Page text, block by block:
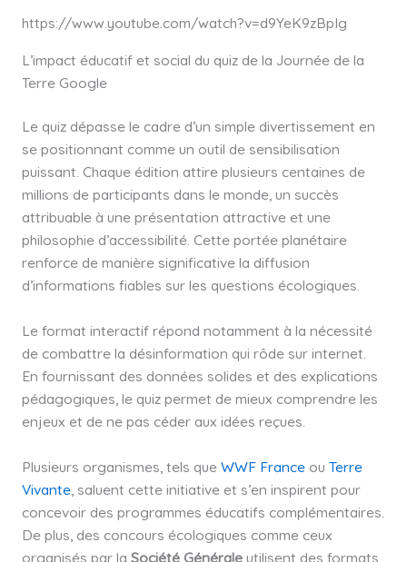
https://www.youtube.com/watch?v=d9YeK9zBpIg
L’impact éducatif et social du quiz de la Journée de la
Terre Google
Le quiz dépasse le cadre d’un simple divertissement en
se positionnant comme un outil de sensibilisation
puissant. Chaque édition attire plusieurs centaines de
millions de participants dans le monde, un succès
attribuable à une présentation attractive et une
philosophie d’accessibilité. Cette portée planétaire
renforce de manière significative la diffusion
d’informations fiables sur les questions écologiques.
Le format interactif répond notamment à la nécessité
de combattre la désinformation qui rôde sur internet.
En fournissant des données solides et des explications
pédagogiques, le quiz permet de mieux comprendre les
enjeux et de ne pas céder aux idées reçues.
Plusieurs organismes, tels que WWF Franceou Terre
Vivante, saluent cette initiative et s’en inspirent pour
concevoir des programmes éducatifs complémentaires.
De plus, des concours écologiques comme ceux
organisés par la Société Généraleutilisent des formats